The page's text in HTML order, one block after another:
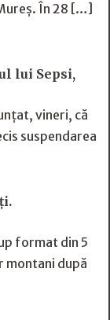
În 28 […]
lui Sepsi,
vineri, că
suspendarea
format din 5
montani după